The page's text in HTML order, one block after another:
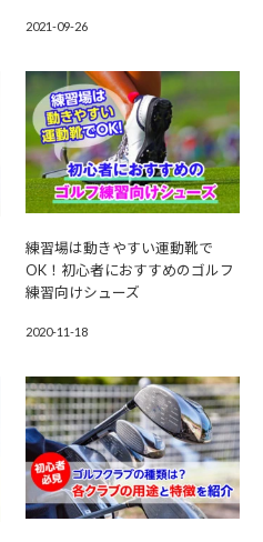
2021-09-26
練習場は動きやすい運動靴で
OK！初心者におすすめのゴルフ
練習向けシューズ
2020-11-18